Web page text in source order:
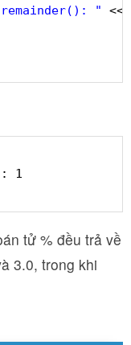
" <<
1
tử % đều trả về
3.0, trong khi